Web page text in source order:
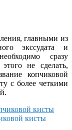
главными из
экссудата и
сразу
не сделать,
копчиковой
с более четкими
кисты